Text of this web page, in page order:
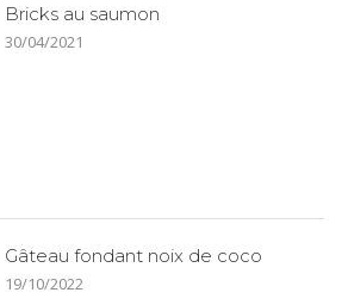
Bricks au saumon
30/04/2021
Gâteau fondant noix de coco
19/10/2022